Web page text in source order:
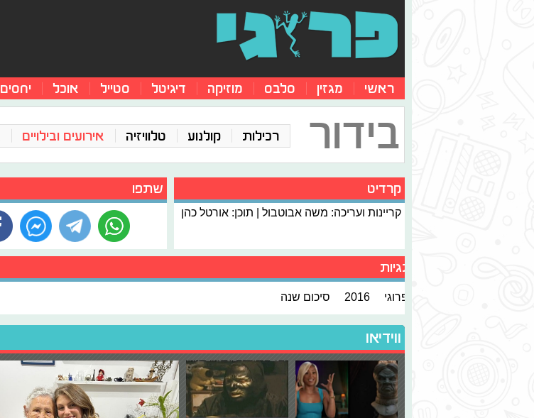
ראשי מגזין סלבס מוזיקה דיגיטל סטייל אוכל יחסים
בידור רכילות קולנוע טלוויזיה אירועים ובילויים
קרדיט
קריינות ועריכה: משה אבוטבול | תוכן: אורטל כהן
שתפו
תגיות
פרוגי 2016 סיכום שנה
ווידיאו